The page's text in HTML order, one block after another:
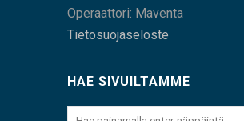
Operaattori: Maventa
Tietosuojaseloste
HAE SIVUILTAMME